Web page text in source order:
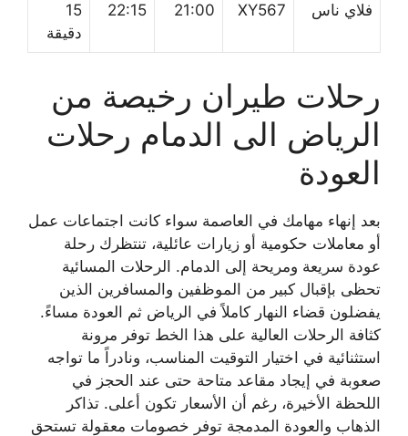
فلاي ناس XY567
21:00
22:15
15
دقيقة
رحلات طيران رخيصة من
الرياض الى الدمام رحلات
العودة
بعد إنهاء مهامك في العاصمة سواء كانت اجتماعات عمل
أو معاملات حكومية أو زيارات عائلية، تنتظرك رحلة
عودة سريعة ومريحة إلى الدمام. الرحلات المسائية
تحظى بإقبال كبير من الموظفين والمسافرين الذين
يفضلون قضاء النهار كاملاً في الرياض ثم العودة مساءً.
كثافة الرحلات العالية على هذا الخط توفر مرونة
استثنائية في اختيار التوقيت المناسب، ونادراً ما تواجه
صعوبة في إيجاد مقاعد متاحة حتى عند الحجز في
اللحظة الأخيرة، رغم أن الأسعار تكون أعلى. تذاكر
الذهاب والعودة المدمجة توفر خصومات معقولة تستحق